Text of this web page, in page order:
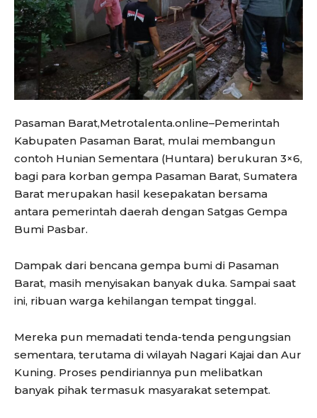
Pasaman Barat,Metrotalenta.online–Pemerintah
Kabupaten Pasaman Barat, mulai membangun
contoh Hunian Sementara (Huntara) berukuran 3×6,
bagi para korban gempa Pasaman Barat, Sumatera
Barat merupakan hasil kesepakatan bersama
antara pemerintah daerah dengan Satgas Gempa
Bumi Pasbar.
Dampak dari bencana gempa bumi di Pasaman
Barat, masih menyisakan banyak duka. Sampai saat
ini, ribuan warga kehilangan tempat tinggal.
Mereka pun memadati tenda-tenda pengungsian
sementara, terutama di wilayah Nagari Kajai dan Aur
Kuning. Proses pendiriannya pun melibatkan
banyak pihak termasuk masyarakat setempat.